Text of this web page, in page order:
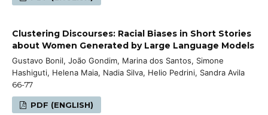
Clustering Discourses: Racial Biases in Short Stories
about Women Generated by Large Language Models
Gustavo Bonil, João Gondim, Marina dos Santos, Simone
Hashiguti, Helena Maia, Nadia Silva, Helio Pedrini, Sandra Avila
66-77
PDF (ENGLISH)